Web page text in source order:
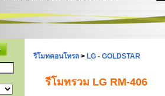
รีโมทคอนโทรล > LG - GOLDSTAR
รีโมทรวม LG RM-406